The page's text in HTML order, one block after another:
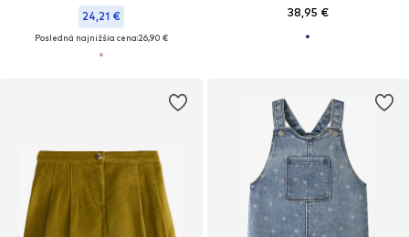
24,21 €
Posledná najnižšia cena:26,90 €
38,95 €